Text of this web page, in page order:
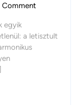
a
Comment
egyik
a letisztult